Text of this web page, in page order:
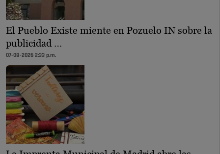
El Pueblo Existe miente en Pozuelo IN sobre la
publicidad …
07-08-2026 2:33 p.m.